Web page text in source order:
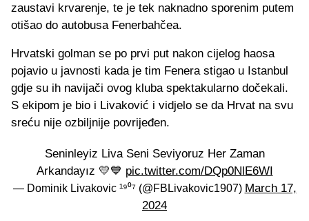
zaustavi krvarenje, te je tek naknadno sporenim putem
otišao do autobusa Fenerbahčea.
Hrvatski golman se po prvi put nakon cijelog haosa
pojavio u javnosti kada je tim Fenera stigao u Istanbul
gdje su ih navijači ovog kluba spektakularno dočekali.
S ekipom je bio i Livaković i vidjelo se da Hrvat na svu
sreću nije ozbiljnije povrijeđen.
Seninleyiz Liva Seni Seviyoruz Her Zaman
Arkandayız 💛💙 pic.twitter.com/DQp0NlE6WI
— Dominik Livakovic ¹⁹⁰⁷ (@FBLivakovic1907) March 17,
2024